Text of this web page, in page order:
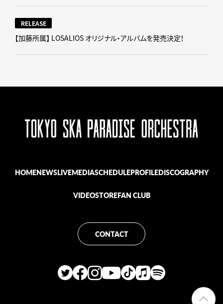
RELEASE
【加藤所属】 LOSALIOS オリジナル・アルバムを発売決定！
HOMENEWSLIVEMEDIASCHEDULEPROFILEDISCOGRAPHY
VIDEOSTOREFAN CLUB
CONTACT